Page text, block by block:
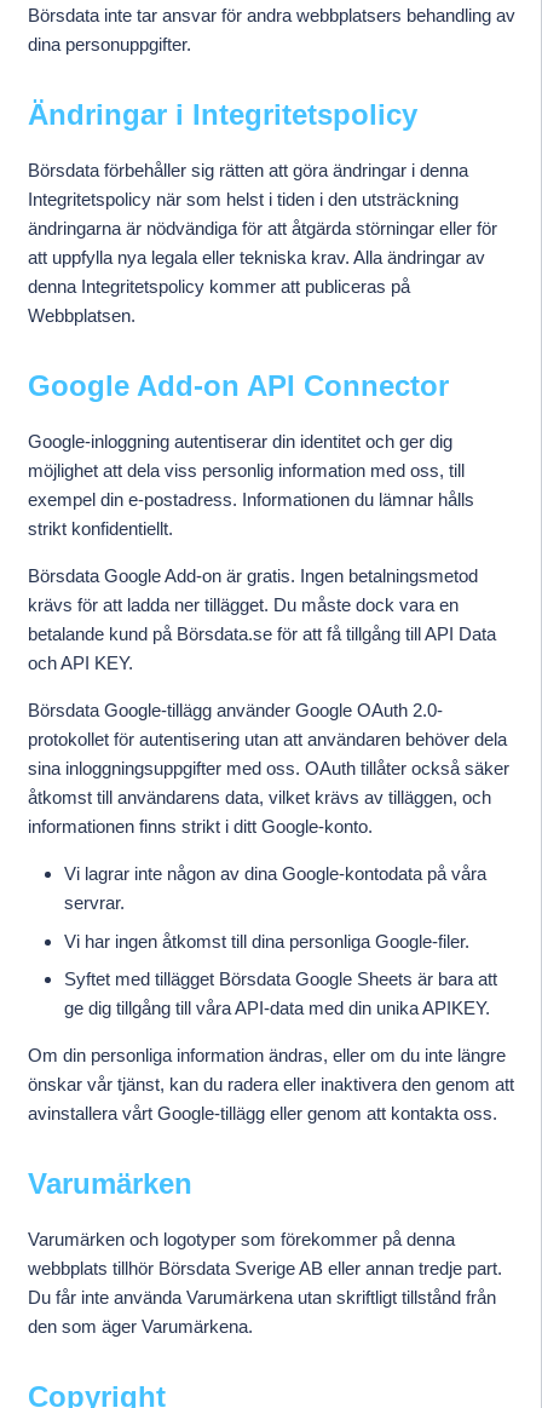
Börsdata inte tar ansvar för andra webbplatsers behandling av
dina personuppgifter.
Ändringar i Integritetspolicy
Börsdata förbehåller sig rätten att göra ändringar i denna
Integritetspolicy när som helst i tiden i den utsträckning
ändringarna är nödvändiga för att åtgärda störningar eller för
att uppfylla nya legala eller tekniska krav. Alla ändringar av
denna Integritetspolicy kommer att publiceras på
Webbplatsen.
Google Add-on API Connector
Google-inloggning autentiserar din identitet och ger dig
möjlighet att dela viss personlig information med oss, till
exempel din e-postadress. Informationen du lämnar hålls
strikt konfidentiellt.
Börsdata Google Add-on är gratis. Ingen betalningsmetod
krävs för att ladda ner tillägget. Du måste dock vara en
betalande kund på Börsdata.se för att få tillgång till API Data
och API KEY.
Börsdata Google-tillägg använder Google OAuth 2.0-
protokollet för autentisering utan att användaren behöver dela
sina inloggningsuppgifter med oss. OAuth tillåter också säker
åtkomst till användarens data, vilket krävs av tilläggen, och
informationen finns strikt i ditt Google-konto.
Vi lagrar inte någon av dina Google-kontodata på våra
servrar.
Vi har ingen åtkomst till dina personliga Google-filer.
Syftet med tillägget Börsdata Google Sheets är bara att
ge dig tillgång till våra API-data med din unika APIKEY.
Om din personliga information ändras, eller om du inte längre
önskar vår tjänst, kan du radera eller inaktivera den genom att
avinstallera vårt Google-tillägg eller genom att kontakta oss.
Varumärken
Varumärken och logotyper som förekommer på denna
webbplats tillhör Börsdata Sverige AB eller annan tredje part.
Du får inte använda Varumärkena utan skriftligt tillstånd från
den som äger Varumärkena.
Copyright